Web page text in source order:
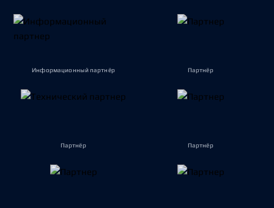
Информационный партнёр Партнёр
Партнёр Партнёр